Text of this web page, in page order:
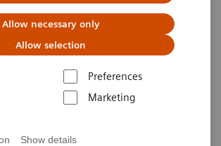
Allow necessary only
Allow selection
Preferences
Marketing
Show details
technologische